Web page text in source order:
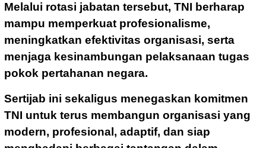
Melalui rotasi jabatan tersebut, TNI berharap
mampu memperkuat profesionalisme,
meningkatkan efektivitas organisasi, serta
menjaga kesinambungan pelaksanaan tugas
pokok pertahanan negara.
Sertijab ini sekaligus menegaskan komitmen
TNI untuk terus membangun organisasi yang
modern, profesional, adaptif, dan siap